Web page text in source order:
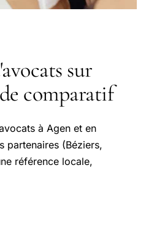
sur
comparatif
à Agen et en
partenaires (Béziers,
référence locale,